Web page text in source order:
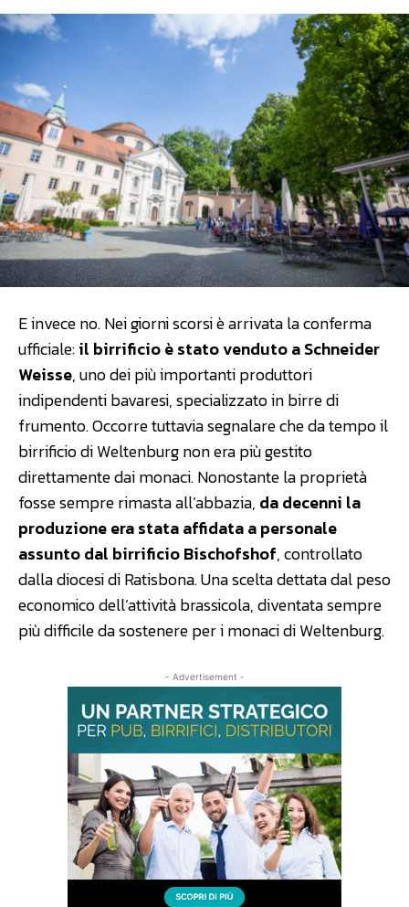
E invece no. Nei giorni scorsi è arrivata la conferma
ufficiale:il birrificio è stato venduto a Schneider
Weisse, uno dei più importanti produttori
indipendenti bavaresi, specializzato in birre di
frumento. Occorre tuttavia segnalare che da tempo il
birrificio di Weltenburg non era più gestito
direttamente dai monaci. Nonostante la proprietà
fosse sempre rimasta all’abbazia, da decenni la
produzione era stata affidata a personale
assunto dal birrificio Bischofshof, controllato
dalla diocesi di Ratisbona. Una scelta dettata dal peso
economico dell’attività brassicola, diventata sempre
più difficile da sostenere per i monaci di Weltenburg.
- Advertisement -